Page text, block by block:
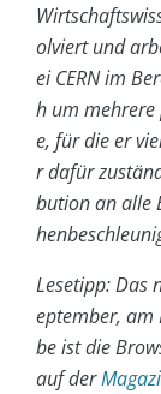
olviert und
ei CERN im
h um mehrere
e, für die er
r dafür
bution an alle
Lesetipp: Das
eptember, am
be ist die
auf der